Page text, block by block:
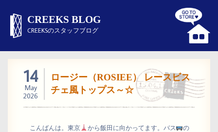
CREEKS BLOG
CREEKSのスタッフブログ
14
May
2026
ロージー（ROSIEE） レースビス
チェ風トップス～☆
こんばんは。東京 から飯田に向かってます。バス
の